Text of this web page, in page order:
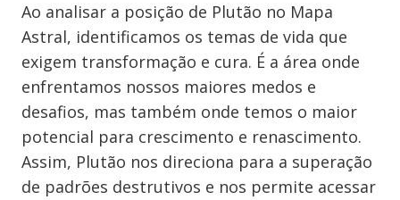
Ao analisar a posição de Plutão no Mapa
Astral, identificamos os temas de vida que
exigem transformação e cura. É a área onde
enfrentamos nossos maiores medos e
desafios, mas também onde temos o maior
potencial para crescimento e renascimento.
Assim, Plutão nos direciona para a superação
de padrões destrutivos e nos permite acessar